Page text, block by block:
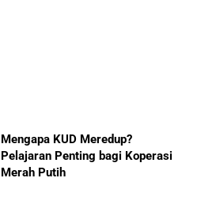
Mengapa KUD Meredup?
Pelajaran Penting bagi Koperasi
Merah Putih